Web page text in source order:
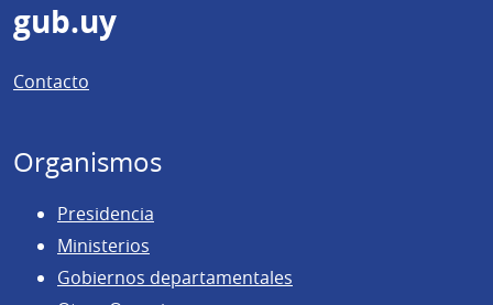
Pie
de
página
gub.uy
Contacto
Organismos
Presidencia
Ministerios
Gobiernos departamentales